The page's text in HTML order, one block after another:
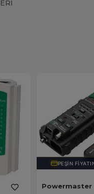
PEŞIN
Powermaster